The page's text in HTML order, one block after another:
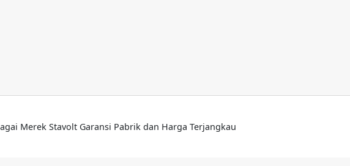
Merek Stavolt Garansi Pabrik dan Harga Terjangkau